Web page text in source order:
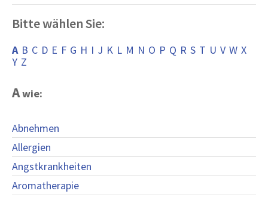
Bitte wählen Sie:
A B C D E F G H I J K L M N O P Q R S T U V W X
Y Z
Awie:
Abnehmen
Allergien
Angstkrankheiten
Aromatherapie